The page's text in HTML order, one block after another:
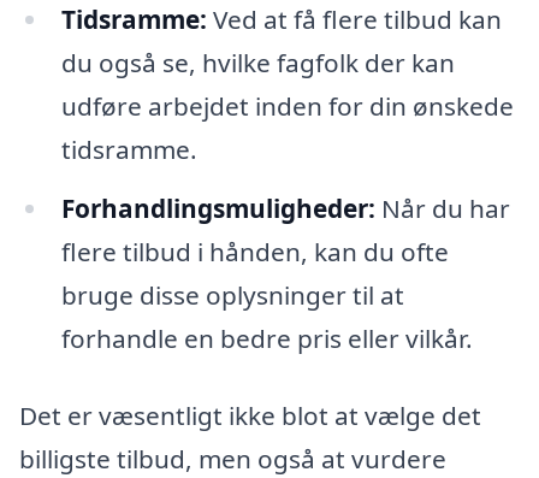
Tidsramme: Ved at få flere tilbud kan
du også se, hvilke fagfolk der kan
udføre arbejdet inden for din ønskede
tidsramme.
Forhandlingsmuligheder: Når du har
flere tilbud i hånden, kan du ofte
bruge disse oplysninger til at
forhandle en bedre pris eller vilkår.
Det er væsentligt ikke blot at vælge det
billigste tilbud, men også at vurdere